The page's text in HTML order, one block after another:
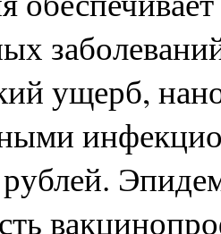
ущерб,